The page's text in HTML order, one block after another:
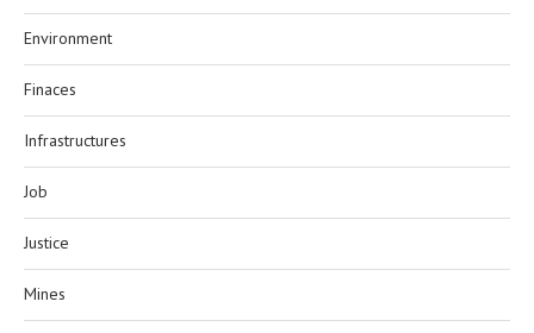
Environment
Finaces
Infrastructures
Job
Justice
Mines